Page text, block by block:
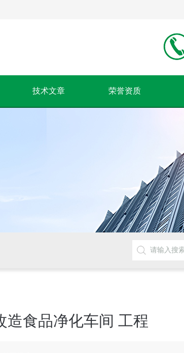
技术文章 荣誉资质
造食品净化车间 工程